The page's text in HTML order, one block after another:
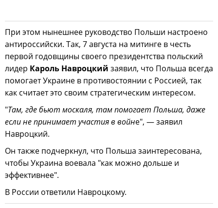
При этом нынешнее руководство Польши настроено
антироссийски. Так, 7 августа на митинге в честь
первой годовщины своего президентства польский
лидер Кароль Навроцкий заявил, что Польша всегда
помогает Украине в противостоянии с Россией, так
как считает это своим стратегическим интересом.
"Там, где бьют москаля, там помогает Польша, даже
если не принимает участия в войне", — заявил
Навроцкий.
Он также подчеркнул, что Польша заинтересована,
чтобы Украина воевала "как можно дольше и
эффективнее".
В России ответили Навроцкому.